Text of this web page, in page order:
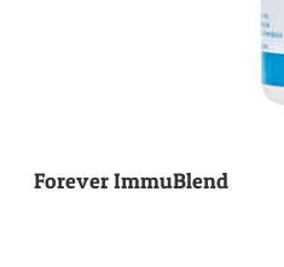
Forever ImmuBlend